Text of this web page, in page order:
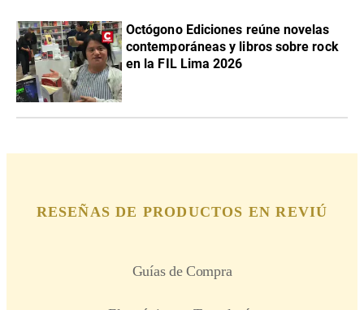
Octógono Ediciones reúne novelas
contemporáneas y libros sobre rock
en la FIL Lima 2026